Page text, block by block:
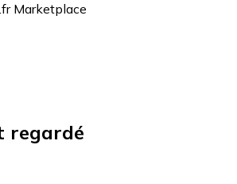
Marketplace
regardé